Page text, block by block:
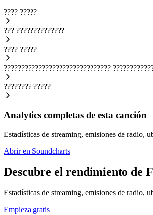
???? ?????
??? ??????????????
???? ?????
???????????????????????????????
???????? ?????
Analytics completas de esta canción
Estadísticas de streaming, emisiones de radio,
Abrir en Soundcharts
Descubre el rendimiento de
Estadísticas de streaming, emisiones de radio,
Empieza gratis